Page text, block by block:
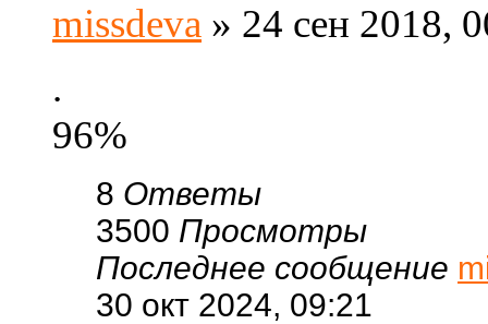
missdeva » 24 сен 2018,
.
96%
8 Ответы
3500 Просмотры
Последнее сообщение
30 окт 2024, 09:21